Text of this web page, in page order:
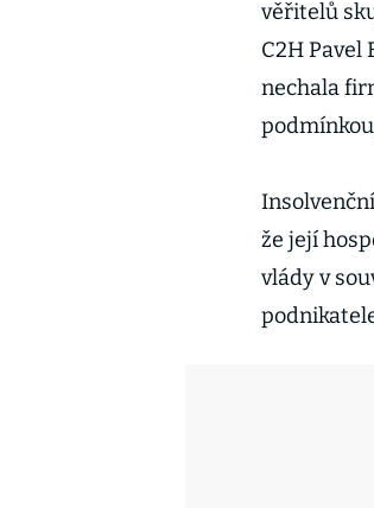
věřitelů
C2H
nechala
že její
vlády v